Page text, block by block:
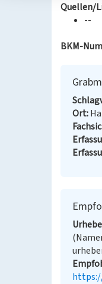
Quellen/
--
BKM-
Ort